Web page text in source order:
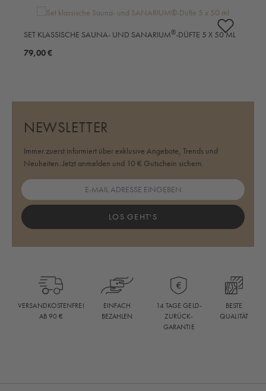
SET KLASSISCHE SAUNA- UND SANARIUM®-DÜFTE 5 X 50 ML
79,00 €
NEWSLETTER
Immer zuerst informiert über exklusive Angebote, Trends und
Neuheiten. Jetzt anmelden und 10 € Gutschein sichern.
LOS GEHT'S
VERSANDKOSTENFREI
AB 90 €
EINFACH
BEZAHLEN
14 TAGE GELD-
ZURÜCK-
GARANTIE
BESTE
QUALITÄT